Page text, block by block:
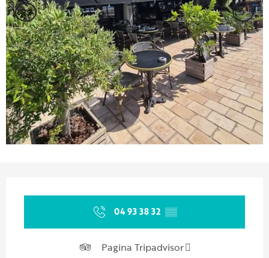
04 93 38 32 ▒▒
Pagina Tripadvisor